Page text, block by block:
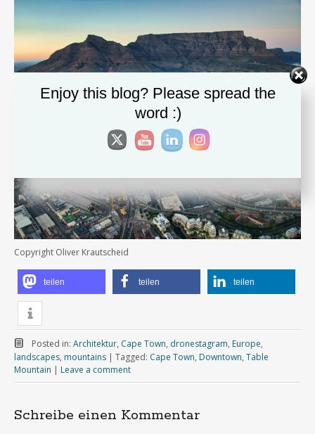
Copyright Oliver Krautscheid
teilen teilen teilen
Posted in: Architektur, Cape Town, dronestagram, Europe,
landscapes, mountains | Tagged: Cape Town, Downtown, Table
Mountain | Leave a comment
Schreibe einen Kommentar
Enjoy this blog? Please spread the
word :)